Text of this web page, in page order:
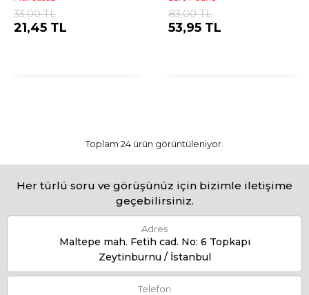
33,00 TL
21,45 TL
83,00 TL
53,95 TL
Toplam 24 ürün görüntüleniyor.
Her türlü soru ve görüşünüz için bizimle iletişime
geçebilirsiniz.
Adres
Maltepe mah. Fetih cad. No: 6 Topkapı
Zeytinburnu / İstanbul
Telefon